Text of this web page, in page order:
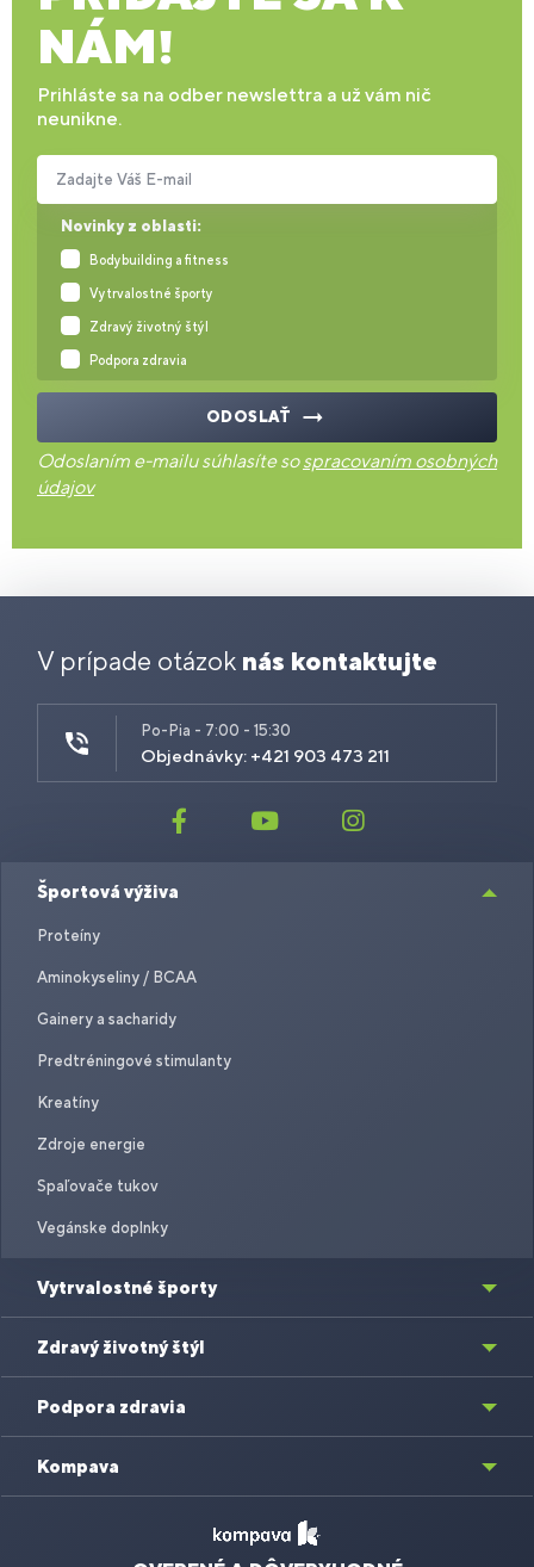
NÁM!
Prihláste sa na odber newslettra a už vám nič
neunikne.
Novinky z oblasti:
Bodybuilding a fitness
Vytrvalostné športy
Zdravý životný štýl
Podpora zdravia
Zadajte Váš E-mail
ODOSLAŤ
Odoslaním e-mailu súhlasíte sospracovaním osobných
údajov
V prípade otázok nás kontaktujte
Po-Pia - 7:00 - 15:30
Objednávky: +421 903 473 211
Športová výživa
Proteíny
Aminokyseliny / BCAA
Gainery a sacharidy
Predtréningové stimulanty
Kreatíny
Zdroje energie
Spaľovače tukov
Vegánske doplnky
Vytrvalostné športy
Zdravý životný štýl
Podpora zdravia
Kompava